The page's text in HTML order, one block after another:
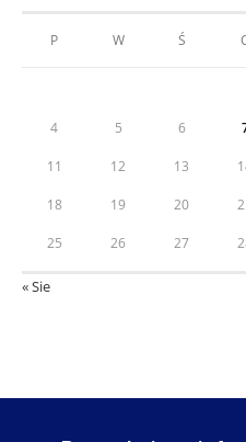
P W Ś
4 5 6
11 12 13
18 19 20
25 26 27
« Sie